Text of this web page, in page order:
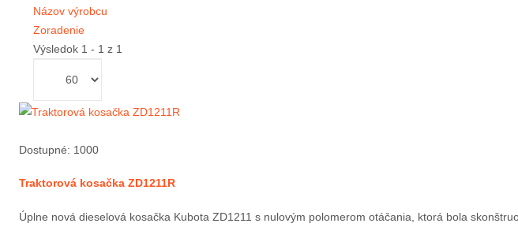
Názov výrobcu
Zoradenie
Výsledok 1 - 1 z 1
Dostupné: 1000
Traktorová kosačka ZD1211R
Úplne nová dieselová kosačka Kubota ZD1211 s nulovým polomerom otáčania, ktorá bola